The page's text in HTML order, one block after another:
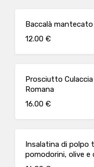
Baccalà
12.00 €
Prosciutto
Romana
16.00 €
Insalatina di polpo
pomodorini, olive e